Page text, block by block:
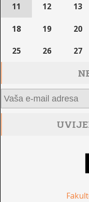
11 12 13
18 19 20
25 26 27